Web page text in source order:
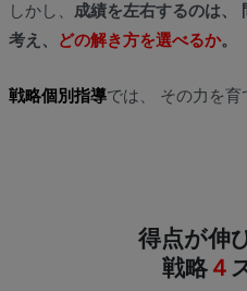
しかし、 成績を左右するのは、
考え、
どの解き方を選べるか。
戦略個別指導では、 その力を育
得点が伸
戦略４